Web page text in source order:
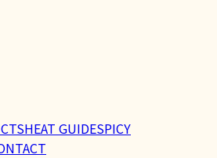
HEAT GUIDESPICY